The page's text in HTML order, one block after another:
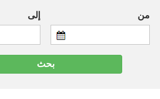
من إلى